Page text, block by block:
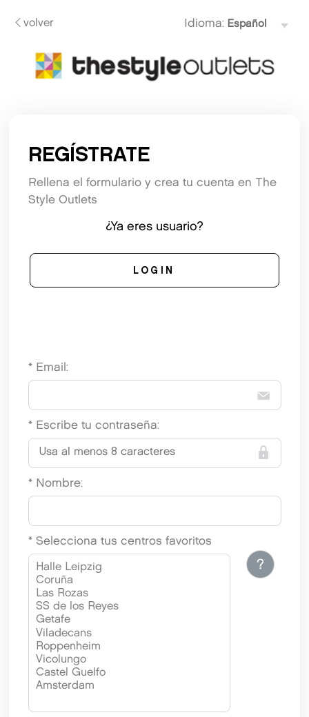
volver Idioma:
REGÍSTRATE
Rellena el formulario y crea tu cuenta en The
Style Outlets
¿Ya eres usuario?
LOGIN
* Email:
* Escribe tu contraseña:
* Nombre:
* Selecciona tus centros favoritos